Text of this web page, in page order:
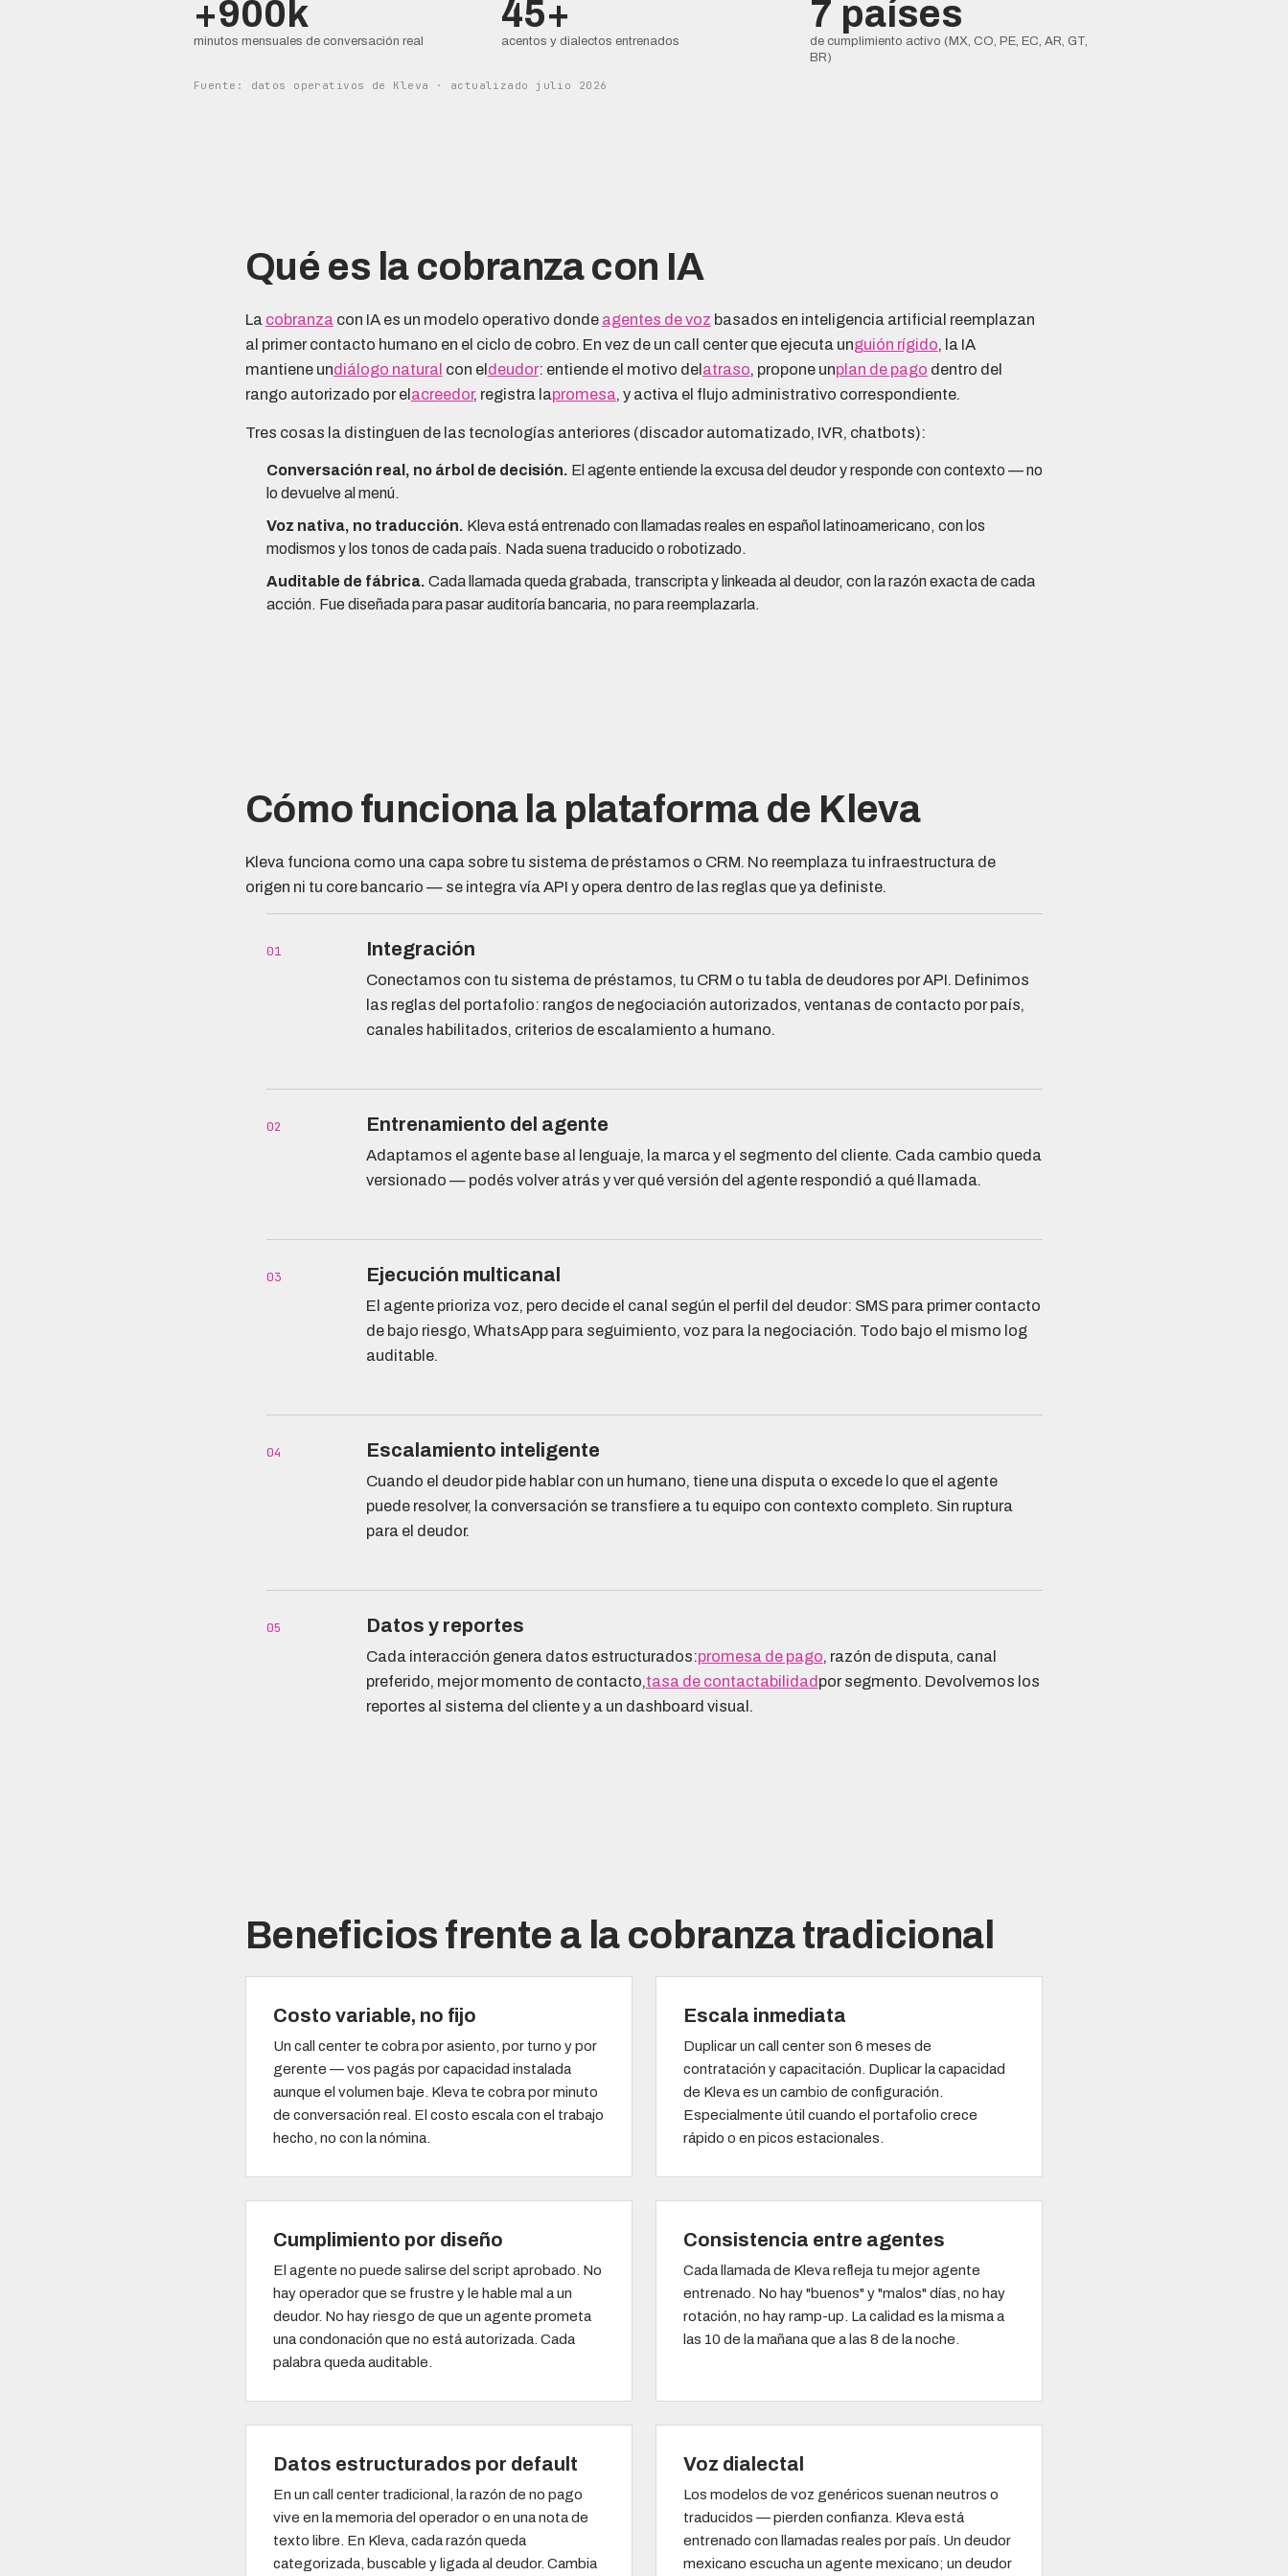
+900k
minutos mensuales de conversación real
45+
acentos y dialectos entrenados
7 países
de cumplimiento activo (MX, CO, PE, EC, AR, GT,
BR)
Fuente: datos operativos de Kleva · actualizado julio 2026
Qué es la cobranza con IA
La cobranza con IA es un modelo operativo donde agentes de voz basados en inteligencia artificial reemplazan
al primer contacto humano en el ciclo de cobro. En vez de un call center que ejecuta unguión rígido, la IA
mantiene undiálogo natural con el deudor: entiende el motivo del atraso, propone unplan de pago dentro del
rango autorizado por el acreedor, registra lapromesa, y activa el flujo administrativo correspondiente.
Tres cosas la distinguen de las tecnologías anteriores (discador automatizado, IVR, chatbots):
Conversación real, no árbol de decisión. El agente entiende la excusa del deudor y responde con contexto — no
lo devuelve al menú.
Voz nativa, no traducción. Kleva está entrenado con llamadas reales en español latinoamericano, con los
modismos y los tonos de cada país. Nada suena traducido o robotizado.
Auditable de fábrica. Cada llamada queda grabada, transcripta y linkeada al deudor, con la razón exacta de cada
acción. Fue diseñada para pasar auditoría bancaria, no para reemplazarla.
Cómo funciona la plataforma de Kleva
Kleva funciona como una capa sobre tu sistema de préstamos o CRM. No reemplaza tu infraestructura de
origen ni tu core bancario — se integra vía API y opera dentro de las reglas que ya definiste.
01 Integración
Conectamos con tu sistema de préstamos, tu CRM o tu tabla de deudores por API. Definimos
las reglas del portafolio: rangos de negociación autorizados, ventanas de contacto por país,
canales habilitados, criterios de escalamiento a humano.
02 Entrenamiento del agente
Adaptamos el agente base al lenguaje, la marca y el segmento del cliente. Cada cambio queda
versionado — podés volver atrás y ver qué versión del agente respondió a qué llamada.
03 Ejecución multicanal
El agente prioriza voz, pero decide el canal según el perfil del deudor: SMS para primer contacto
de bajo riesgo, WhatsApp para seguimiento, voz para la negociación. Todo bajo el mismo log
auditable.
04 Escalamiento inteligente
Cuando el deudor pide hablar con un humano, tiene una disputa o excede lo que el agente
puede resolver, la conversación se transfiere a tu equipo con contexto completo. Sin ruptura
para el deudor.
05 Datos y reportes
Cada interacción genera datos estructurados:promesa de pago, razón de disputa, canal
preferido, mejor momento de contacto,tasa de contactabilidad por segmento. Devolvemos los
reportes al sistema del cliente y a un dashboard visual.
Beneficios frente a la cobranza tradicional
Costo variable, no fijo
Un call center te cobra por asiento, por turno y por
gerente — vos pagás por capacidad instalada
aunque el volumen baje. Kleva te cobra por minuto
de conversación real. El costo escala con el trabajo
hecho, no con la nómina.
Escala inmediata
Duplicar un call center son 6 meses de
contratación y capacitación. Duplicar la capacidad
de Kleva es un cambio de configuración.
Especialmente útil cuando el portafolio crece
rápido o en picos estacionales.
Cumplimiento por diseño
El agente no puede salirse del script aprobado. No
hay operador que se frustre y le hable mal a un
deudor. No hay riesgo de que un agente prometa
una condonación que no está autorizada. Cada
palabra queda auditable.
Consistencia entre agentes
Cada llamada de Kleva refleja tu mejor agente
entrenado. No hay "buenos" y "malos" días, no hay
rotación, no hay ramp-up. La calidad es la misma a
las 10 de la mañana que a las 8 de la noche.
Datos estructurados por default
En un call center tradicional, la razón de no pago
vive en la memoria del operador o en una nota de
texto libre. En Kleva, cada razón queda
categorizada, buscable y ligada al deudor. Cambia
Voz dialectal
Los modelos de voz genéricos suenan neutros o
traducidos — pierden confianza. Kleva está
entrenado con llamadas reales por país. Un deudor
mexicano escucha un agente mexicano; un deudor